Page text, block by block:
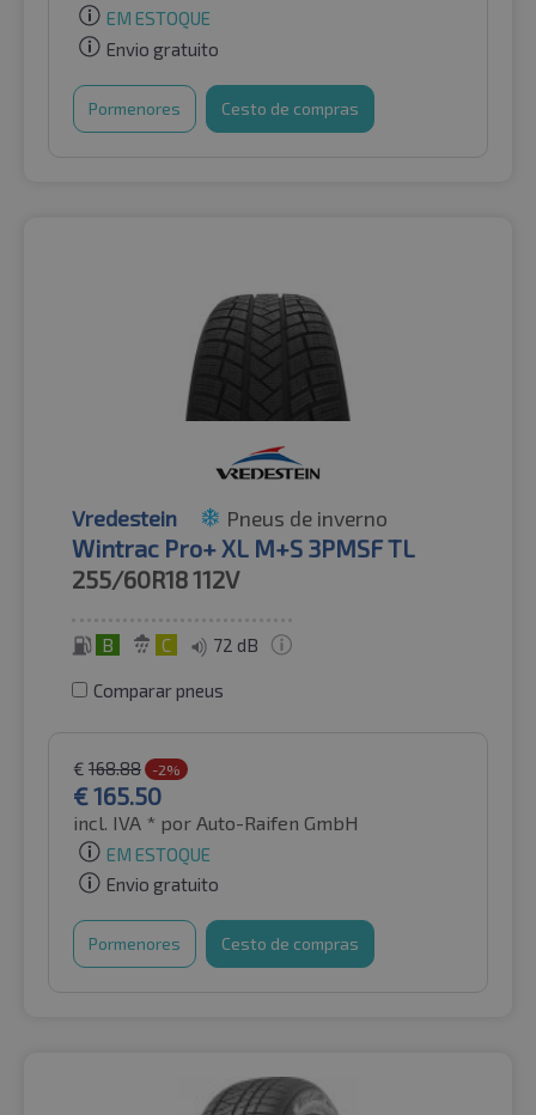
EM ESTOQUE
Envio gratuito
Pormenores Cesto de compras
Vredestein Pneus de inverno
Wintrac Pro+ XL M+S 3PMSF TL
255/60R18112V
B C 72 dB
Comparar pneus
€ 168.88 -2%
€165.50
incl. IVA * por Auto-Raifen GmbH
EM ESTOQUE
Envio gratuito
Pormenores Cesto de compras